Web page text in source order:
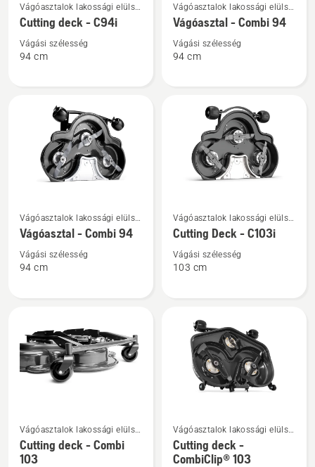
részletek
a(z)
Cutting
deck
termékről
Vágóasztalok lakossági elülső
vágóasztalos
fűnyírótraktorokhoz
Cutting deck - C94i
Vágási szélesség
94 cm
részletek
a(z)
Vágóasztal
termékről
Vágóasztalok lakossági elülső
vágóasztalos
fűnyírótraktorokhoz
Vágóasztal - Combi 94
Vágási szélesség
94 cm
részletek
a(z)
Vágóasztal
Vágóasztalok lakossági elülső
vágóasztalos
fűnyírótraktorokhoz
Vágóasztal - Combi 94
Vágási szélesség
94 cm
részletek
a(z)
Cutting
Deck
termékről
Vágóasztalok lakossági elülső
vágóasztalos
fűnyírótraktorokhoz
Cutting Deck - C103i
Vágási szélesség
103 cm
részletek
a(z)
Vágóasztalok lakossági elülső
vágóasztalos
fűnyírótraktorokhoz
Cutting deck - Combi
103
részletek
a(z)
Vágóasztalok lakossági elülső
vágóasztalos
fűnyírótraktorokhoz
Cutting deck -
CombiClip® 103